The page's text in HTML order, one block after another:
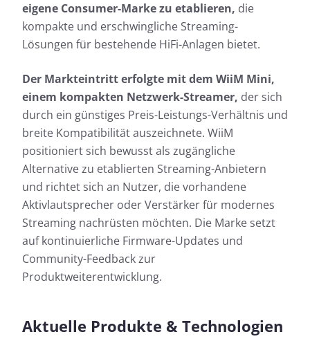
eigene Consumer-Marke zu etablieren, die
kompakte und erschwingliche Streaming-
Lösungen für bestehende HiFi-Anlagen bietet.
Der Markteintritt erfolgte mit dem WiiM Mini,
einem kompakten Netzwerk-Streamer, der sich
durch ein günstiges Preis-Leistungs-Verhältnis und
breite Kompatibilität auszeichnete. WiiM
positioniert sich bewusst als zugängliche
Alternative zu etablierten Streaming-Anbietern
und richtet sich an Nutzer, die vorhandene
Aktivlautsprecher oder Verstärker für modernes
Streaming nachrüsten möchten. Die Marke setzt
auf kontinuierliche Firmware-Updates und
Community-Feedback zur
Produktweiterentwicklung.
Aktuelle Produkte & Technologien